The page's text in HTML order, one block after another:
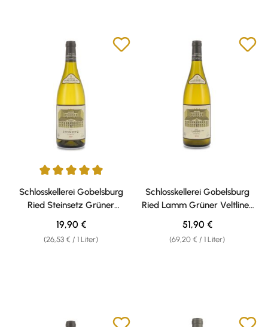
Durchschnittliche Bewertung von 5 von 5 Sternen
Schlosskellerei Gobelsburg
Ried Steinsetz Grüner
Veltliner 2024 13% vol. 0,75l
(26,53 € / 1 Liter)
Regulärer Preis:
19,90 €
Schlosskellerei Gobelsburg
Ried Lamm Grüner Veltliner
2023 13,5% vol. 0,75l
(69,20 € / 1 Liter)
Regulärer Preis:
51,90 €